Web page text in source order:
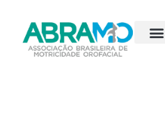
conteúdo